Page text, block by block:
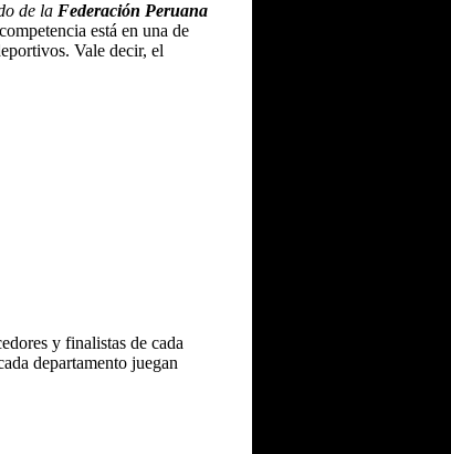
de la Federación Peruana
está en una de
Vale decir, el
y finalistas de cada
departamento juegan